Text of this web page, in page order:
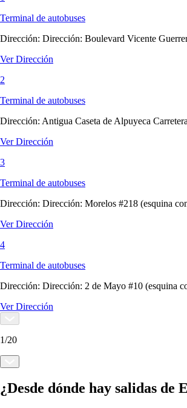
Terminal de autobuses
Dirección: Dirección: Boulevard Vicente
Ver Dirección
2
Terminal de autobuses
Dirección: Antigua Caseta de Alpuyeca
Ver Dirección
3
Terminal de autobuses
Dirección: Dirección: Morelos #218 (esquina
Ver Dirección
4
Terminal de autobuses
Dirección: Dirección: 2 de Mayo #10 (esquina
Ver Dirección
1/20
¿Desde dónde hay salidas de